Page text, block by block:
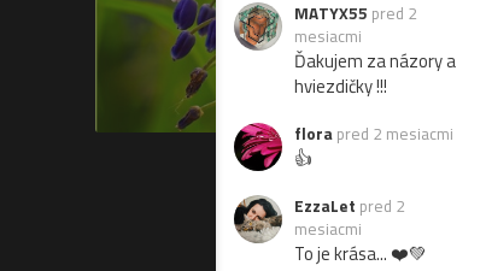
MATYX55 pred 2
mesiacmi
Ďakujem za názory a
hviezdičky !!!
flora pred 2 mesiacmi
👍
EzzaLet pred 2
mesiacmi
To je krása... ❤️💚